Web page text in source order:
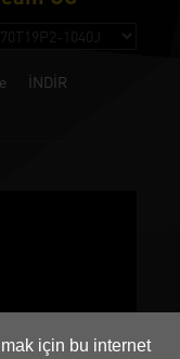
için bu internet
İNDİR